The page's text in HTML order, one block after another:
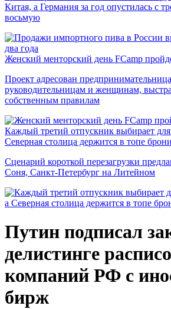
Китая, а Германия за год опустилась с
восьмую
Женский менторский день FCamp
Проект адресован
руководительницам и женщинам,
собственным правилам
Каждый третий отпускник выбирает для
Северная столица держится в топе
Сценарий короткой перезагрузки
Соня, Санкт-Петербург на Литейном
Путин подписал
делистинге
компаний РФ с
бирж